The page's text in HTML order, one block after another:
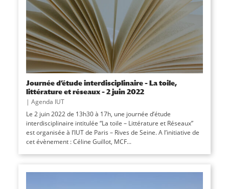
Journée d’étude interdisciplinaire – La toile,
littérature et réseaux – 2 juin 2022
| Agenda IUT
Le 2 juin 2022 de 13h30 à 17h, une journée d’étude
interdisciplinaire intitulée “La toile – Littérature et Réseaux”
est organisée à l’IUT de Paris – Rives de Seine. A l’initiative de
cet évènement : Céline Guillot, MCF...